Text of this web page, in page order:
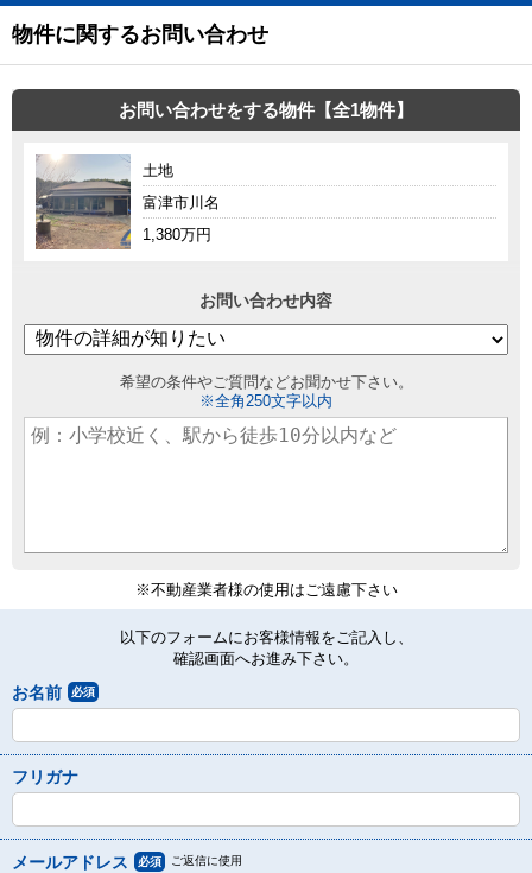
物件に関するお問い合わせ
お問い合わせをする物件【全1物件】
土地
富津市川名
1,380万円
お問い合わせ内容
希望の条件やご質問などお聞かせ下さい。
※全角250文字以内
※不動産業者様の使用はご遠慮下さい
以下のフォームにお客様情報をご記入し、
確認画面へお進み下さい。
お名前 必須
フリガナ
メールアドレス 必須 ご返信に使用